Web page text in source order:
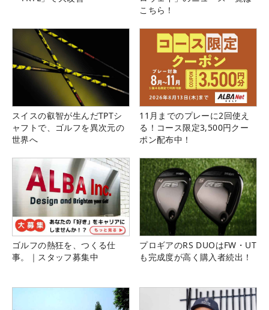
こちら！
スイスの叡智が生んだTPTシ
ャフトで、ゴルフを異次元の
世界へ
11月までのプレーに2回使え
る！コース限定3,500円クー
ポン配布中！
ゴルフの熱狂を、つくる仕
事。｜スタッフ募集中
プロギアのRS DUOはFW・UT
も完成度が高く購入者続出！